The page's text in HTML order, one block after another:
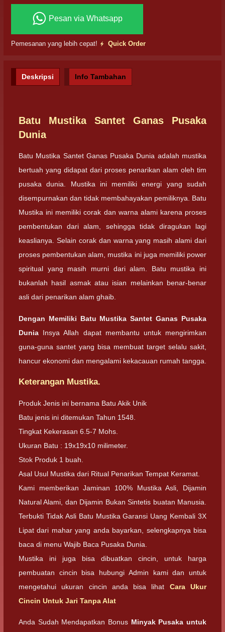
Pesan via Whatsapp
Pemesanan yang lebih cepat! Quick Order
Deskripsi Info Tambahan
Batu Mustika Santet Ganas Pusaka
Dunia
Batu Mustika Santet Ganas Pusaka Dunia adalah mustika
bertuah yang didapat dari proses penarikan alam oleh tim
pusaka dunia. Mustika ini memiliki energi yang sudah
disempurnakan dan tidak membahayakan pemiliknya. Batu
Mustika ini memiliki corak dan warna alami karena proses
pembentukan dari alam, sehingga tidak diragukan lagi
keaslianya. Selain corak dan warna yang masih alami dari
proses pembentukan alam, mustika ini juga memiliki power
spiritual yang masih murni dari alam. Batu mustika ini
bukanlah hasil asmak atau isian melainkan benar-benar
asli dari penarikan alam ghaib.
Dengan Memiliki Batu Mustika Santet Ganas Pusaka
Dunia Insya Allah dapat membantu untuk mengirimkan
guna-guna santet yang bisa membuat target selalu sakit,
hancur ekonomi dan mengalami kekacauan rumah tangga.
Keterangan Mustika.
Produk Jenis ini bernama Batu Akik Unik
Batu jenis ini ditemukan Tahun 1548.
Tingkat Kekerasan 6.5-7 Mohs.
Ukuran Batu : 19x19x10 milimeter.
Stok Produk 1 buah.
Asal Usul Mustika dari Ritual Penarikan Tempat Keramat.
Kami memberikan Jaminan 100% Mustika Asli, Dijamin
Natural Alami, dan Dijamin Bukan Sintetis buatan Manusia.
Terbukti Tidak Asli Batu Mustika Garansi Uang Kembali 3X
Lipat dari mahar yang anda bayarkan, selengkapnya bisa
baca di menu Wajib Baca Pusaka Dunia.
Mustika ini juga bisa dibuatkan cincin, untuk harga
pembuatan cincin bisa hubungi Admin kami dan untuk
mengetahui ukuran cincin anda bisa lihat Cara Ukur
Cincin Untuk Jari Tanpa Alat
Anda Sudah Mendapatkan Bonus Minyak Pusaka untuk